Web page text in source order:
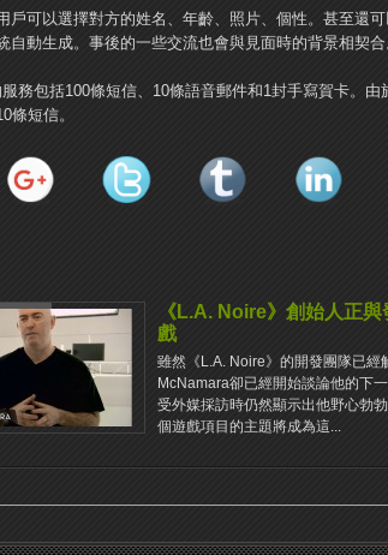
戶可以選擇對方的姓名、年齡、照片、個性。甚至還
自動生成。事後的一些交流也會與見面時的背景相契合
務包括100條短信、10條語音郵件和1封手寫賀卡。
條短信。
《L.A. Noire》創始人正
戲
雖然《L.A. Noire》的開發團隊已經
McNamara卻已經開始談論他的下
受外媒採訪時仍然顯示出他野心勃
個遊戲項目的主題將成為這...